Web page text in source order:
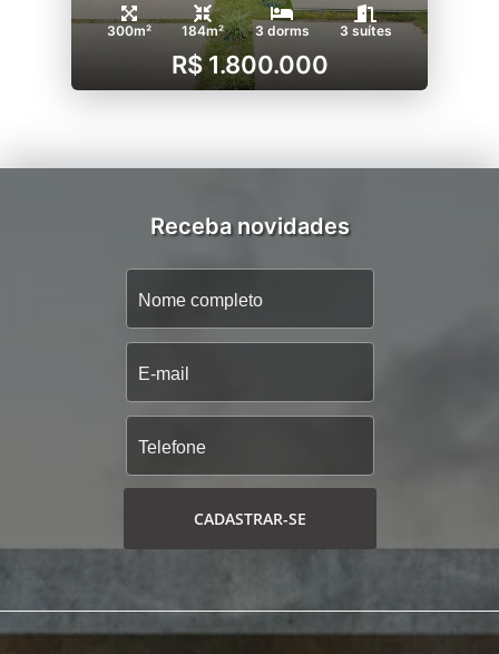
300m² 184m² 3 dorms 3 suítes
R$ 1.800.000
Receba novidades
CADASTRAR-SE